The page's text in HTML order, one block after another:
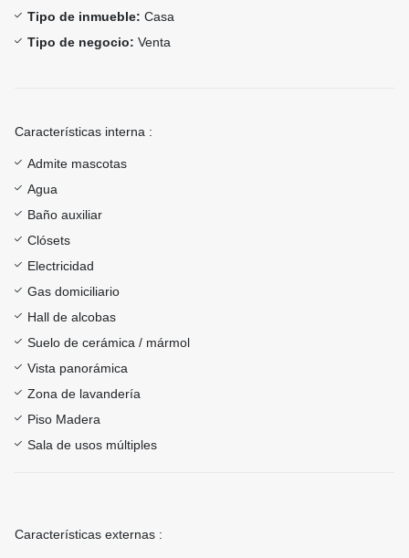
Tipo de inmueble: Casa
Tipo de negocio: Venta
Características interna :
Admite mascotas
Agua
Baño auxiliar
Clósets
Electricidad
Gas domiciliario
Hall de alcobas
Suelo de cerámica / mármol
Vista panorámica
Zona de lavandería
Piso Madera
Sala de usos múltiples
Características externas :